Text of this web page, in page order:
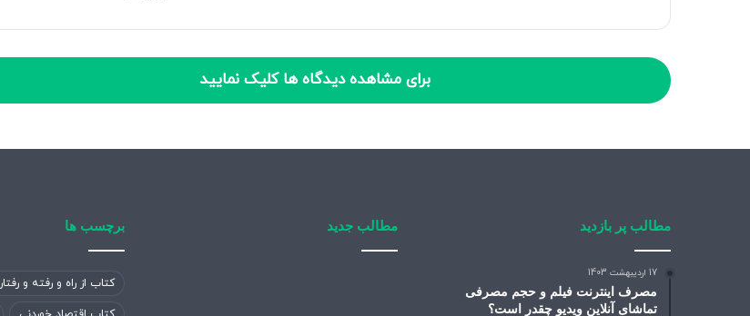
برای مشاهده دیدگاه ها کلیک نمایید
مطالب پر بازدید
17 اردیبهشت 1403
مصرف اینترنت فیلم و حجم مصرفی
تماشای آنلاین ویدیو چقدر است؟
مطالب جدید برچسب ها
کتاب از راه و رفته و رفتار